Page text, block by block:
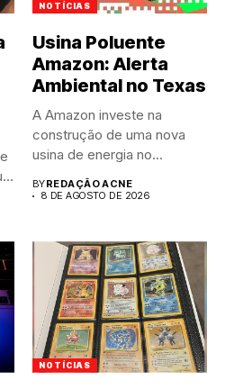
NOTÍCIAS
Usina Poluente
Amazon: Alerta
Ambiental no Texas
A Amazon investe na
construção de uma nova
usina de energia no...
BYREDAÇÃO ACNE
8 DE AGOSTO DE 2026
NOTÍCIAS